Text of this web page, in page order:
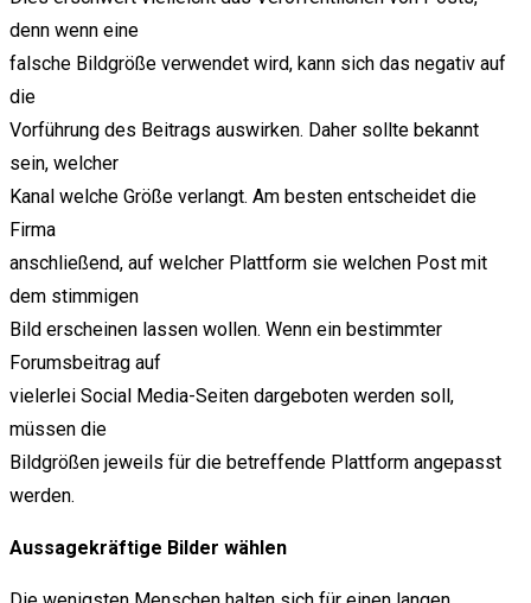
denn wenn eine
falsche Bildgröße verwendet wird, kann sich das negativ auf
die
Vorführung des Beitrags auswirken. Daher sollte bekannt
sein, welcher
Kanal welche Größe verlangt. Am besten entscheidet die
Firma
anschließend, auf welcher Plattform sie welchen Post mit
dem stimmigen
Bild erscheinen lassen wollen. Wenn ein bestimmter
Forumsbeitrag auf
vielerlei Social Media-Seiten dargeboten werden soll,
müssen die
Bildgrößen jeweils für die betreffende Plattform angepasst
werden.
Aussagekräftige Bilder wählen